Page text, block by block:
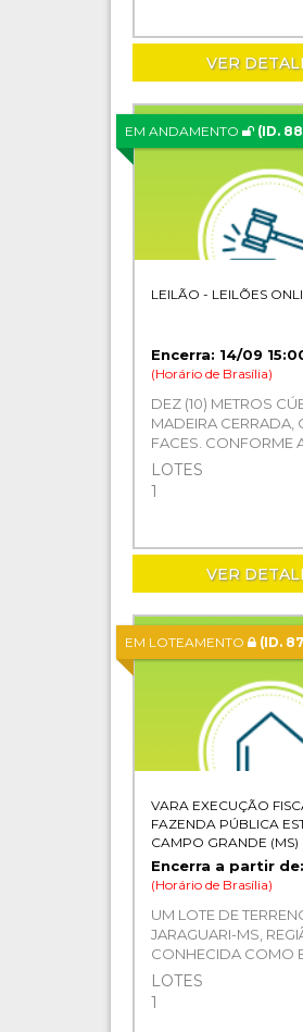
VER
EM ANDAMENTO (ID.
LEILÃO - LEILÕES
Encerra: 14/09
(Horário de Brasília)
DEZ (10) METROS
MADEIRA CERRADA,
FACES, CONFORME
PENHORA
LOTES
1
VER
EM LOTEAMENTO (ID.
VARA EXECUÇÃO
FAZENDA PÚBLICA
CAMPO GRANDE (MS)
Encerra a partir de:
(Horário de Brasília)
UM LOTE DE
JARAGUARI-MS,
CONHECIDA COMO
LOTEAMENTO NASA
LOTE 79 QD V , ÁREA
1.000,00 M2
LOTES
1